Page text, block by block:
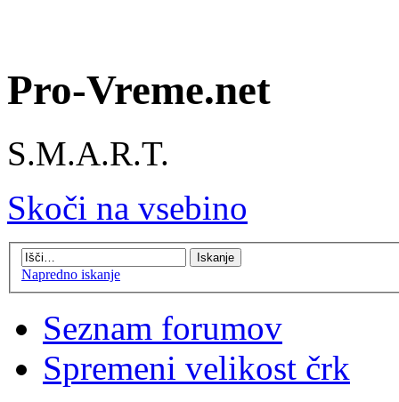
Pro-Vreme.net
S.M.A.R.T.
Skoči na vsebino
Napredno iskanje
Seznam forumov
Spremeni velikost črk